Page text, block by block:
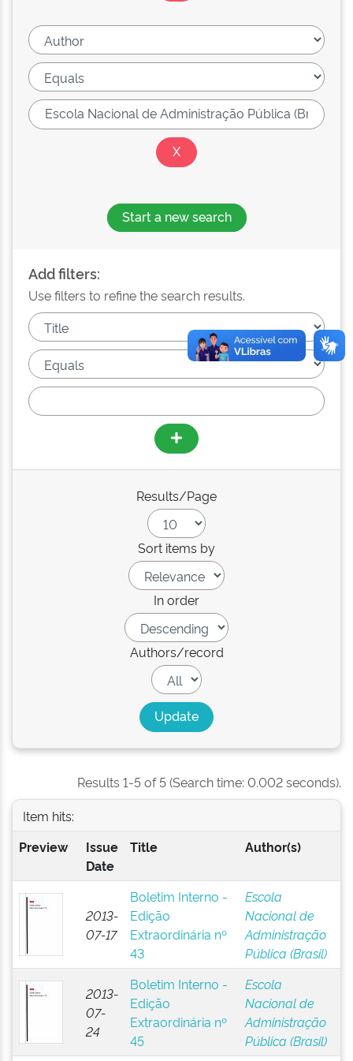
Start a new search
Add filters:
Use filters to refine the search results.
Results/Page
Sort items by
In order
Authors/record
Results 1-5 of 5 (Search time: 0.002 seconds).
Item hits:
Preview
Issue
Date
Title Author(s)
2013-
07-17
Boletim Interno -
Edição
Extraordinária nº
43
Escola
Nacional de
Administração
Pública (Brasil)
2013-
07-
24
Boletim Interno -
Edição
Extraordinária nº
45
Escola
Nacional de
Administração
Pública (Brasil)